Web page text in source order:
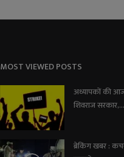
MOST VIEWED POSTS
अध्यापकों की आज
शिवराज सरकार,...
ब्रेकिंग खबर :